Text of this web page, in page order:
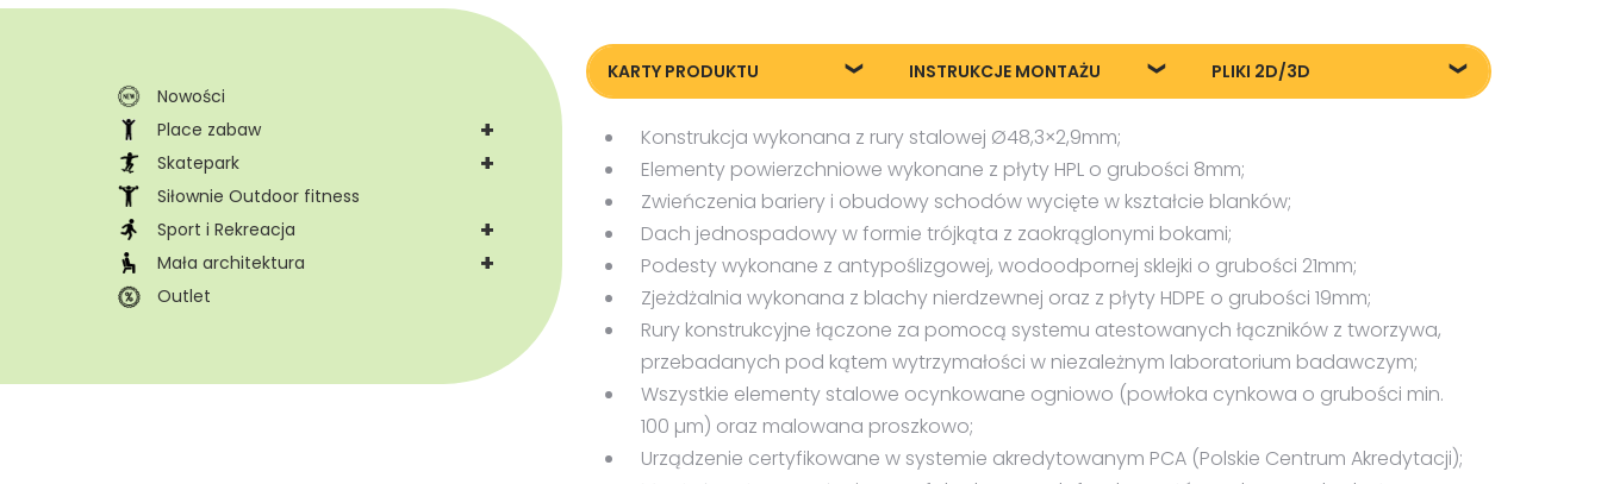
Nowości
+
Place zabaw
+
Skatepark
Siłownie Outdoor fitness
+
Sport i Rekreacja
+
Mała architektura
Outlet
KARTY PRODUKTU
2_KT20240618
Archive for Product
categories
INSTRUKCJE MONTAŻU PLIKI 2D/3D
Konstrukcja wykonana z rury stalowej Ø48,3×2,9mm;
Elementy powierzchniowe wykonane z płyty HPL o grubości 8mm;
Zwieńczenia bariery i obudowy schodów wycięte w kształcie blanków;
Dach jednospadowy w formie trójkąta z zaokrąglonymi bokami;
Podesty wykonane z antypoślizgowej, wodoodpornej sklejki o grubości 21mm;
Zjeżdżalnia wykonana z blachy nierdzewnej oraz z płyty HDPE o grubości 19mm;
Rury konstrukcyjne łączone za pomocą systemu atestowanych łączników z tworzywa,
przebadanych pod kątem wytrzymałości w niezależnym laboratorium badawczym;
Wszystkie elementy stalowe ocynkowane ogniowo (powłoka cynkowa o grubości min.
100 µm) oraz malowana proszkowo;
Urządzenie certyfikowane w systemie akredytowanym PCA (Polskie Centrum Akredytacji);